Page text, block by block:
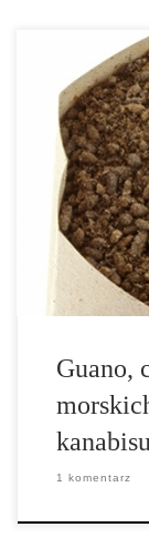
Nietoperze to
kolonie, które
W ciągu
ekskrementów,
guano, który
pożywienie dla
Guano,
1 komentarz